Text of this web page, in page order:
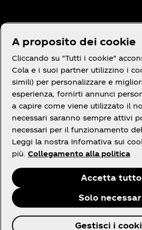
Hai bisogno di aiuto?
Termini e Condizioni
Facebook
X linkedin
Youtube
Instagram
© 2026 The Coca‑Cola
A proposito dei cookie
Cliccando su "Tutti i cookie"
Cola e i suoi partner utilizzino i
simili) per personalizzare e
esperienza, fornirti annunci
a capire come viene utilizzato il
necessari saranno sempre attivi
necessari per il funzionamento
Leggi la nostra Infomativa sui
più. Collegamento alla politica
Accetta tutto
Solo
Gestisci i